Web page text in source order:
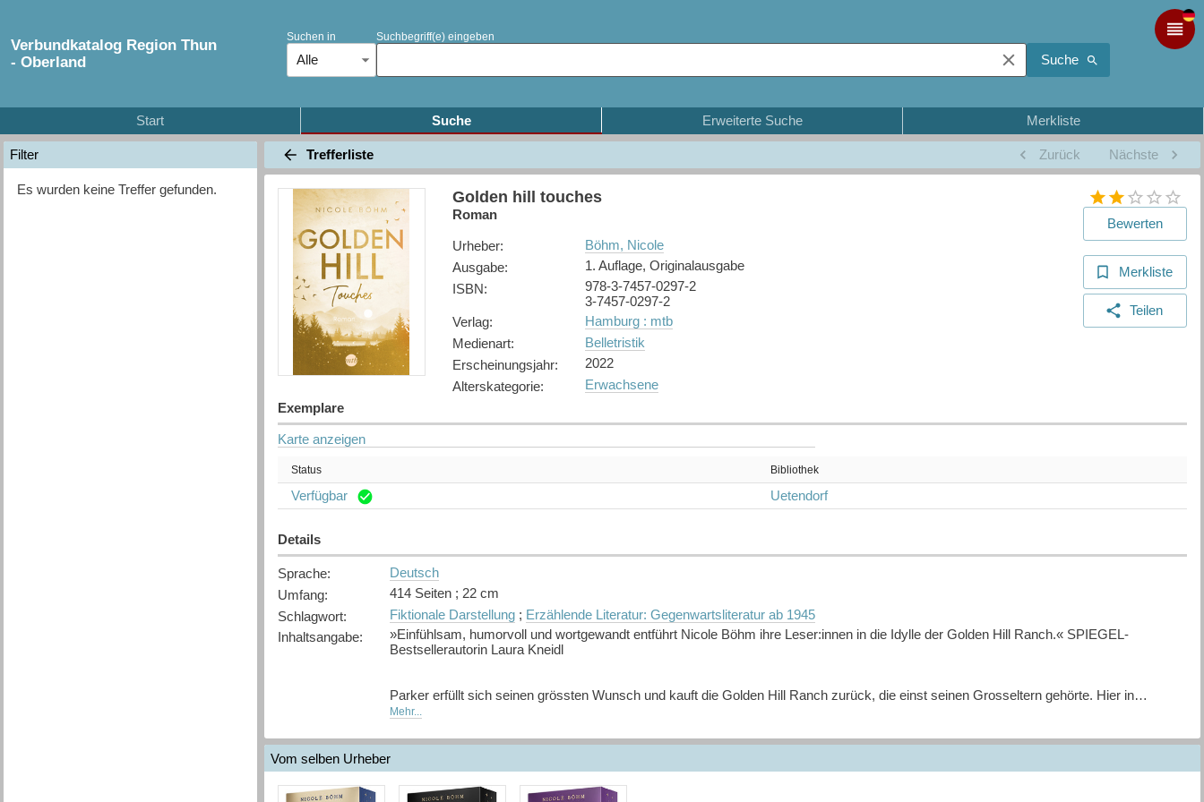
Verbundkatalog Region Thun
- Oberland
Suchen in
Alle
Suchbegriff(e) eingeben
Suche
Start Suche Erweiterte Suche Merkliste
Filter
Es wurden keine Treffer gefunden.
Trefferliste Zurück Nächste
Golden hill touches
Roman
Urheber:
Böhm, Nicole
Ausgabe:
1. Auflage, Originalausgabe
ISBN:
978-3-7457-0297-2
3-7457-0297-2
Verlag:
Hamburg : mtb
Medienart:
Belletristik
Erscheinungsjahr:
2022
Alterskategorie: Erwachsene
Bewerten
Merkliste
Teilen
Exemplare
Karte anzeigen
Status Bibliothek
Verfügbar Uetendorf
Details
Sprache:
Deutsch
Umfang:
414 Seiten ; 22 cm
Schlagwort: Fiktionale Darstellung; Erzählende Literatur: Gegenwartsliteratur ab 1945
Inhaltsangabe:
»Einfühlsam, humorvoll und wortgewandt entführt Nicole Böhm ihre Leser:innen in die Idylle der Golden Hill Ranch.« SPIEGEL-
Bestsellerautorin Laura Kneidl
Parker erfüllt sich seinen grössten Wunsch und kauft die Golden Hill Ranch zurück, die einst seinen Grosseltern gehörte. Hier in
Montana, im verschlafenen Städtchen Boulder Creek, möchte er eine Pferdetherapiestätte aufbauen. Doch seine Pläne stossen bei der
entschliesst sie sich, Parker und seine Idee zu unterstützen. Wenn da nur nicht dieses altbekannte Kribbeln wäre, das mit jeder
Begegnung stärker wird ...
[Quelle: Buchhaus.ch]
Mehr...
Vom selben Urheber